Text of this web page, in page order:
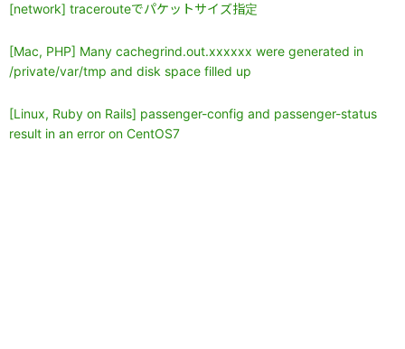
[network] tracerouteでパケットサイズ指定
[Mac, PHP] Many cachegrind.out.xxxxxx were generated in
/private/var/tmp and disk space filled up
[Linux, Ruby on Rails] passenger-config and passenger-status
result in an error on CentOS7